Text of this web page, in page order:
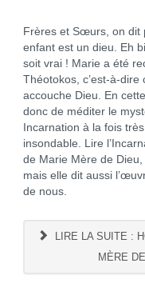
Frères et Sœurs, on dit
enfant est un dieu. Eh
soit vrai ! Marie a été
Théotokos, c’est-à-dire
accouche Dieu. En
donc de méditer le
Incarnation à la fois
insondable. Lire
de Marie Mère de
mais elle dit aussi
de nous.
LIRE LA SUITE :
MÈRE